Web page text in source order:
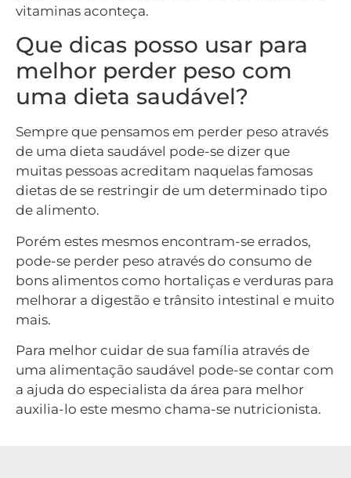
vitaminas aconteça.
Que dicas posso usar para
melhor perder peso com
uma dieta saudável?
Sempre que pensamos em perder peso através
de uma dieta saudável pode-se dizer que
muitas pessoas acreditam naquelas famosas
dietas de se restringir de um determinado tipo
de alimento.
Porém estes mesmos encontram-se errados,
pode-se perder peso através do consumo de
bons alimentos como hortaliças e verduras para
melhorar a digestão e trânsito intestinal e muito
mais.
Para melhor cuidar de sua família através de
uma alimentação saudável pode-se contar com
a ajuda do especialista da área para melhor
auxilia-lo este mesmo chama-se nutricionista.